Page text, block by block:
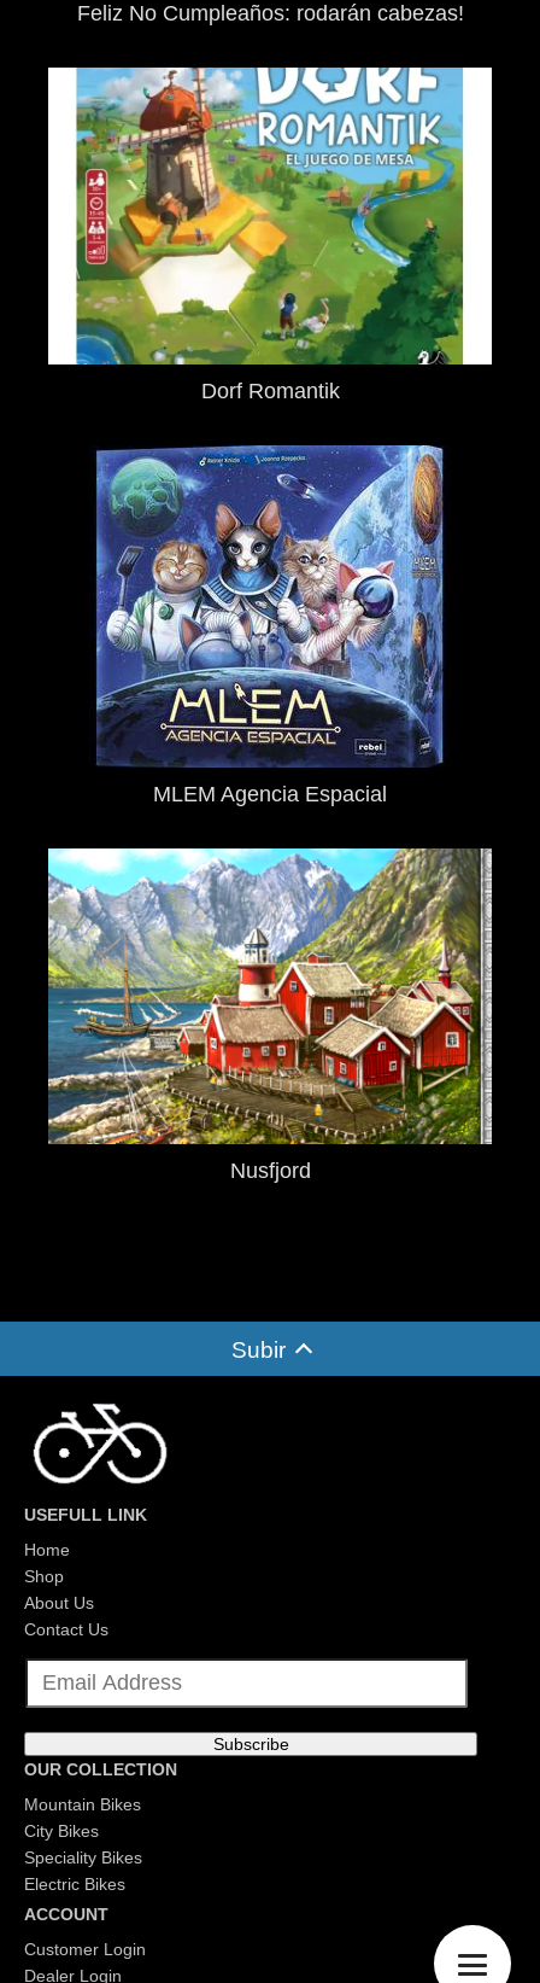
Feliz No Cumpleaños: rodarán cabezas!
Dorf Romantik
MLEM Agencia Espacial
Nusfjord
Subir
USEFULL LINK
Home
Shop
About Us
Contact Us
E
a
*
Subscribe
OUR COLLECTION
Mountain Bikes
City Bikes
Speciality Bikes
Electric Bikes
ACCOUNT
Customer Login
Dealer Login